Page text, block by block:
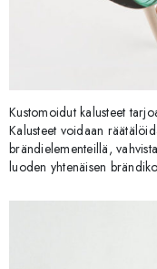
Kustomoidut kalusteet
Kalusteet voidaan
brändielementeillä,
luoden yhtenäisen